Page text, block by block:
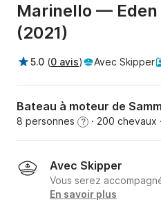
Marinello — Eden
(2021)
5.0 (0 avis) Avec Skipper
Bateau à moteur de
8 personnes ? · 200 chevaux
Avec Skipper
Vous serez
En savoir plus